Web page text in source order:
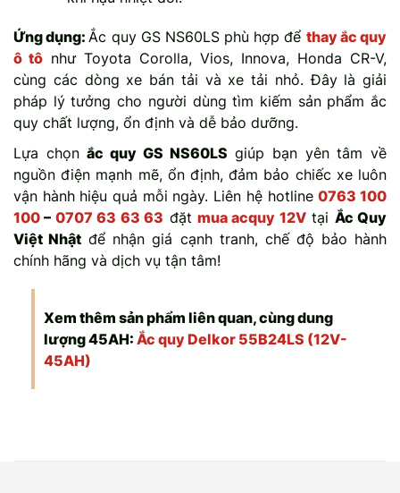
Ứng dụng: Ắc quy GS NS60LS phù hợp để thay ắc quy
ô tô như Toyota Corolla, Vios, Innova, Honda CR-V,
cùng các dòng xe bán tải và xe tải nhỏ. Đây là giải
pháp lý tưởng cho người dùng tìm kiếm sản phẩm ắc
quy chất lượng, ổn định và dễ bảo dưỡng.
Lựa chọnắc quy GS NS60LS giúp bạn yên tâm về
nguồn điện mạnh mẽ, ổn định, đảm bảo chiếc xe luôn
vận hành hiệu quả mỗi ngày. Liên hệ hotline0763 100
100 – 0707 63 63 63 đặt mua acquy 12Vtại Ắc Quy
Việt Nhật để nhận giá cạnh tranh, chế độ bảo hành
chính hãng và dịch vụ tận tâm!
Xem thêm sản phẩm liên quan, cùng dung
lượng 45AH: Ắc quy Delkor 55B24LS (12V-
45AH)